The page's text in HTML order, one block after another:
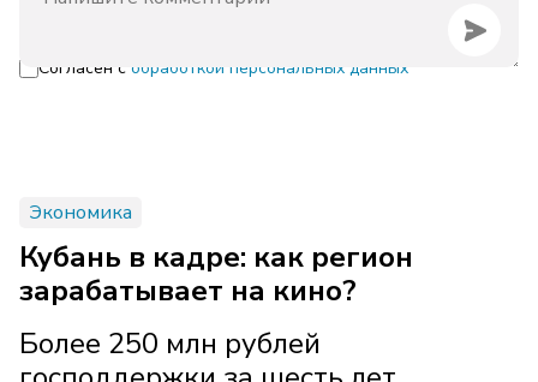
Согласен с обработкой персональных данных
Экономика
Кубань в кадре: как регион
зарабатывает на кино?
Более 250 млн рублей